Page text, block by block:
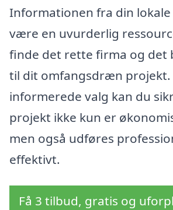
Informationen fra din
være en uvurderlig
finde det rette firma og det
til dit omfangsdræn
informerede valg kan du
projekt ikke kun er
men også udføres
effektivt.
Få 3 tilbud, gratis og